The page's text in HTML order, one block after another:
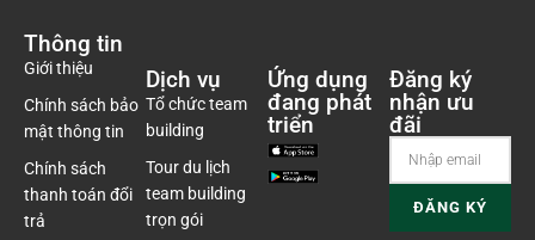
Thông tin
Giới thiệu
Chính sách bảo
mật thông tin
Chính sách
thanh toán đổi
trả
Dịch vụ
Tổ chức team
building
Tour du lịch
team building
trọn gói
Ứng dụng
đang phát
triển
Đăng ký
nhận ưu
đãi